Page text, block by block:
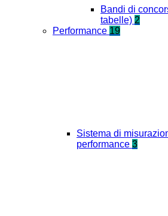
Bandi di
tabelle) 2
Performance 19
Sistema di
performance 3